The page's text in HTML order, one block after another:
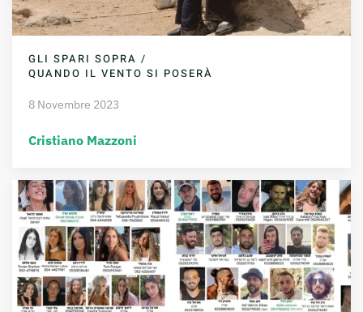
GLI SPARI SOPRA /
QUANDO IL VENTO SI POSERÀ
8 Novembre 2023
Cristiano Mazzoni